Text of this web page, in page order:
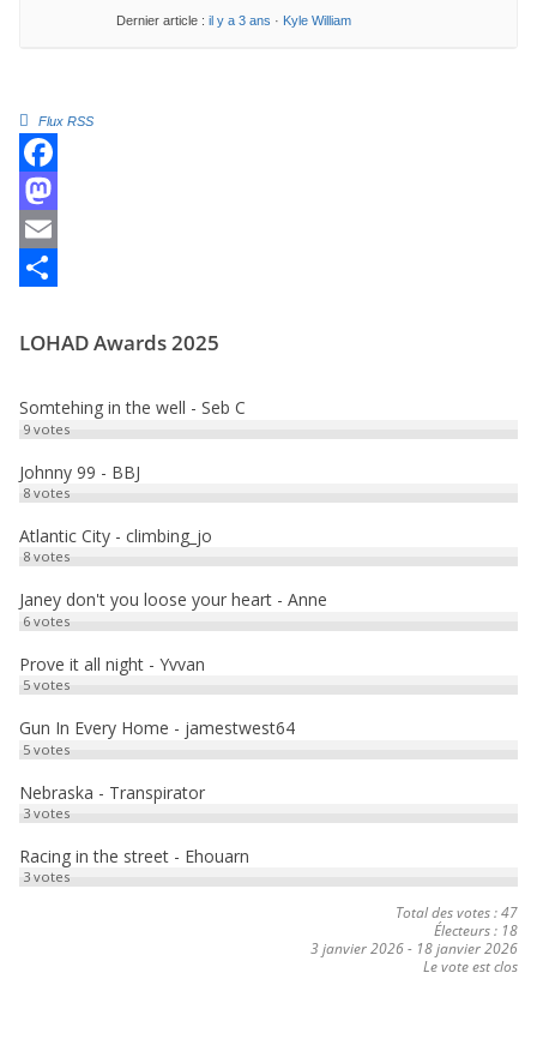
Dernier article : il y a 3 ans · Kyle William
Flux RSS
F
a
c
b
o
M
a
t
d
n
E
a
l
a
t
g
e
r
LOHAD Awards 2025
Somtehing in the well - Seb C
9votes
Johnny 99 - BBJ
8votes
Atlantic City - climbing_jo
8votes
Janey don't you loose your heart - Anne
6votes
Prove it all night - Yvvan
5votes
Gun In Every Home - jamestwest64
5votes
Nebraska - Transpirator
3votes
Racing in the street - Ehouarn
3votes
Total des votes : 47
Électeurs : 18
3 janvier 2026- 18 janvier 2026
Le vote est clos